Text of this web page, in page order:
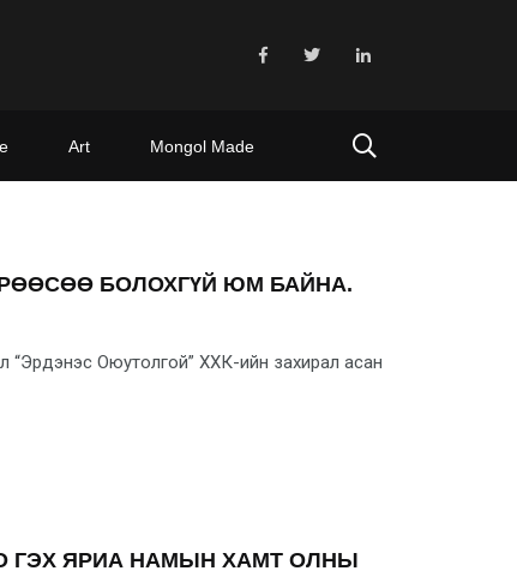
Art Mongol Made
БОЛОХГҮЙ ЮМ БАЙНА.
“Эрдэ­нэс Оюутолгой” ХХК-ийн за­хирал асан
ГЭХ ЯРИА НАМЫН ХАМТ ОЛНЫ